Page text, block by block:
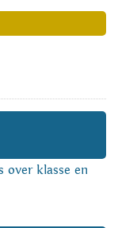
over klasse en